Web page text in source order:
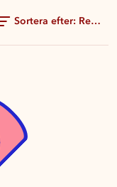
Sortera efter: